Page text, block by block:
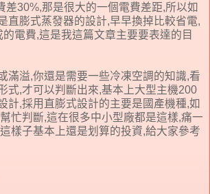
差30%,那是很大的一個電費差距,所以如
直膨式蒸發器的設計,早早換掉比較省電,
電費,這是我這篇文章主要要表達的目
滿溢,你還是需要一些冷凍空調的知識,看
式,才可以判斷出來,基本上大型主機200
計,採用直膨式設計的主要是國產機種,如
忙判斷,這在很多中小型廠都是這樣,痛一
樣子基本上還是划算的投資,給大家參考